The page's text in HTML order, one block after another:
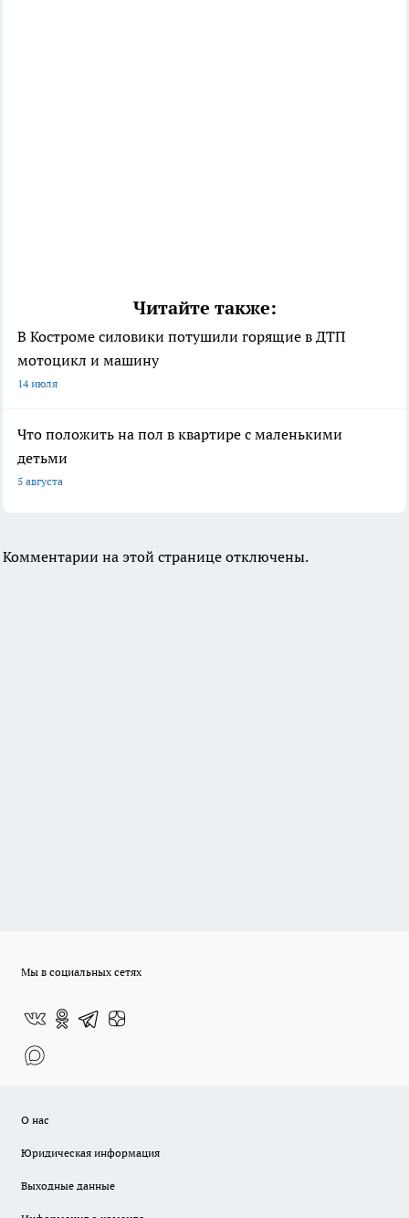
Читайте также:
В Костроме силовики потушили горящие в ДТП
мотоцикл и машину
14 июля
Что положить на пол в квартире с маленькими
детьми
5 августа
Комментарии на этой странице отключены.
Мы в социальных сетях
О нас
Юридическая информация
Выходные данные